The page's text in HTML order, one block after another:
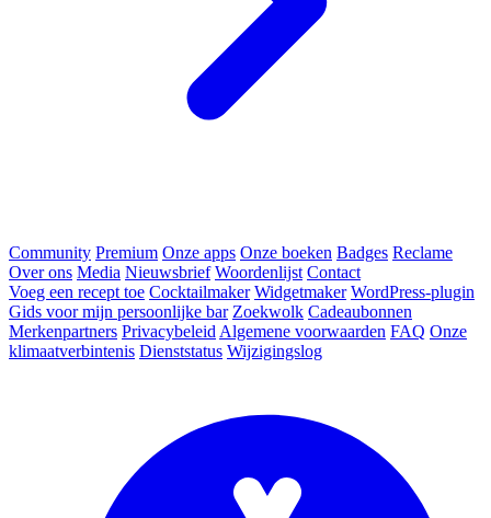
Community Premium Onze apps Onze boeken Badges Reclame
Over ons Media Nieuwsbrief Woordenlijst Contact
Voeg een recept toe Cocktailmaker Widgetmaker WordPress-plugin
Gids voor mijn persoonlijke bar Zoekwolk Cadeaubonnen
Merkenpartners Privacybeleid Algemene voorwaarden FAQ Onze
klimaatverbintenis Dienststatus Wijzigingslog